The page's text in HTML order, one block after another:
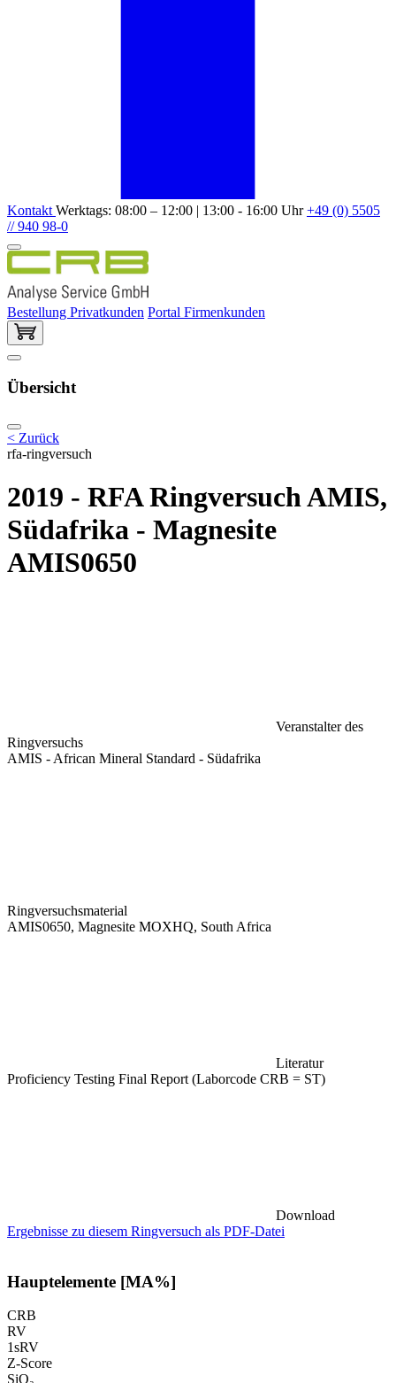
Kontakt Werktags: 08:00 – 12:00 | 13:00 - 16:00 Uhr+49 (0) 5505
// 940 98-0
Bestellung Privatkunden Portal Firmenkunden
Übersicht
< Zurück
rfa-ringversuch
2019 - RFA Ringversuch AMIS,
Südafrika - Magnesite
AMIS0650
Veranstalter des
Ringversuchs
AMIS - African Mineral Standard - Südafrika
Ringversuchsmaterial
AMIS0650, Magnesite MOXHQ, South Africa
Literatur
Proficiency Testing Final Report (Laborcode CRB = ST)
Download
Ergebnisse zu diesem Ringversuch als PDF-Datei
Hauptelemente [MA%]
CRB
RV
1sRV
Z-Score
SiO₂